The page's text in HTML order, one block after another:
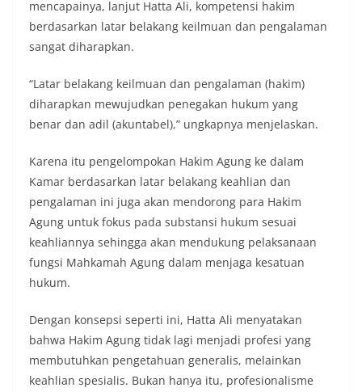
mencapainya, lanjut Hatta Ali, kompetensi hakim
berdasarkan latar belakang keilmuan dan pengalaman
sangat diharapkan.
“Latar belakang keilmuan dan pengalaman (hakim)
diharapkan mewujudkan penegakan hukum yang
benar dan adil (akuntabel),” ungkapnya menjelaskan.
Karena itu pengelompokan Hakim Agung ke dalam
Kamar berdasarkan latar belakang keahlian dan
pengalaman ini juga akan mendorong para Hakim
Agung untuk fokus pada substansi hukum sesuai
keahliannya sehingga akan mendukung pelaksanaan
fungsi Mahkamah Agung dalam menjaga kesatuan
hukum.
Dengan konsepsi seperti ini, Hatta Ali menyatakan
bahwa Hakim Agung tidak lagi menjadi profesi yang
membutuhkan pengetahuan generalis, melainkan
keahlian spesialis. Bukan hanya itu, profesionalisme